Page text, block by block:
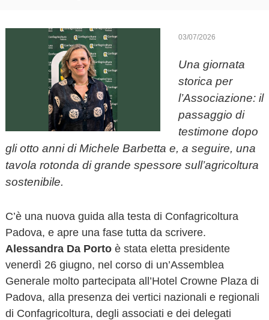
03/07/2026
Una giornata
storica per
l’Associazione: il
passaggio di
testimone dopo
gli otto anni di Michele Barbetta e, a seguire, una
tavola rotonda di grande spessore sull’agricoltura
sostenibile.
C’è una nuova guida alla testa di Confagricoltura
Padova, e apre una fase tutta da scrivere.
Alessandra Da Portoè stata eletta presidente
venerdì 26 giugno, nel corso di un’Assemblea
Generale molto partecipata all’Hotel Crowne Plaza di
Padova, alla presenza dei vertici nazionali e regionali
di Confagricoltura, degli associati e dei delegati